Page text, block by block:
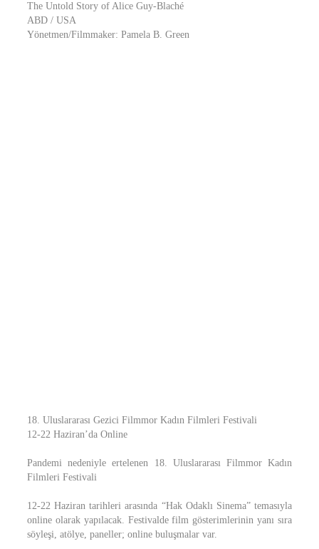
The Untold Story of Alice Guy-Blaché
ABD / USA
Yönetmen/Filmmaker: Pamela B. Green
18. Uluslararası Gezici Filmmor Kadın Filmleri Festivali
12-22 Haziran’da Online
Pandemi nedeniyle ertelenen 18. Uluslararası Filmmor Kadın
Filmleri Festivali
12-22 Haziran tarihleri arasında “Hak Odaklı Sinema” temasıyla
online olarak yapılacak. Festivalde film gösterimlerinin yanı sıra
söyleşi, atölye, paneller; online buluşmalar var.